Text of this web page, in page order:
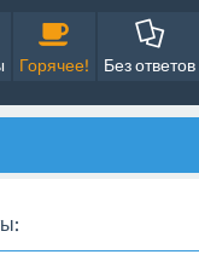
Горячее! Без ответов